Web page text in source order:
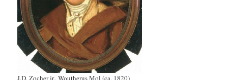
J.D. Zocher jr., Woutherus Mol (ca. 1820)